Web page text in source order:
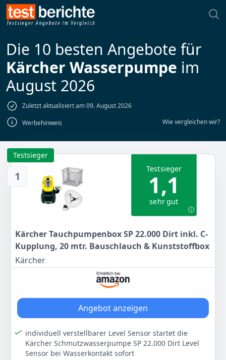
Die 10 besten Angebote für
Kärcher Wasserpumpe im
August 2026
Zuletzt aktualisiert am 09. August 2026
Werbehinweis
Wie vergleichen wir?
1
Testsieger
Testsieger
1,1
sehr gut
Kärcher Tauchpumpenbox SP 22.000 Dirt inkl. C-
Kupplung, 20 mtr. Bauschlauch & Kunststoffbox
Kärcher
Angebot anzeigen
individuell verstellbarer Level Sensor startet die
Kärcher Schmutzwasserpumpe SP 22.000 Dirt Level
Sensor bei Wasserkontakt sofort